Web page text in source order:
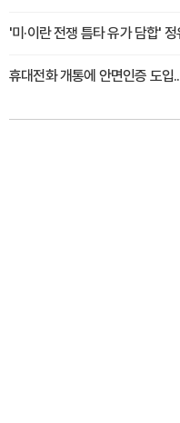
'미·이란 전쟁 틈타 유가 담합'
휴대전화 개통에 안면인증 도입